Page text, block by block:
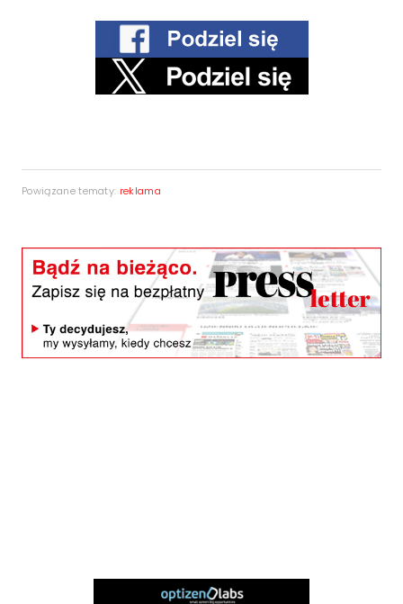
Powiązane tematy: reklama